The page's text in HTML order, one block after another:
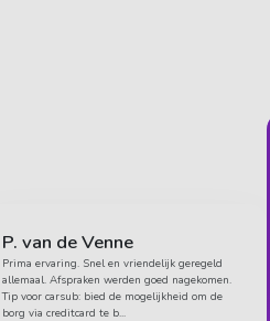
P. van de Venne
Prima ervaring. Snel en vriendelijk geregeld
allemaal. Afspraken werden goed nagekomen.
Tip voor carsub: bied de mogelijkheid om de
borg via creditcard te b...